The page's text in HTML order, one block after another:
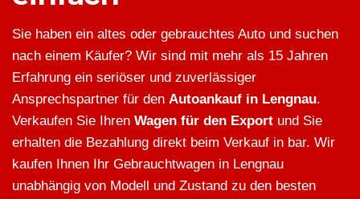
Sie haben ein altes oder gebrauchtes Auto und suchen
nach einem Käufer? Wir sind mit mehr als 15 Jahren
Erfahrung ein seriöser und zuverlässiger
Ansprechspartner für den Autoankauf in Lengnau.
Verkaufen Sie Ihren Wagen für den Export und Sie
erhalten die Bezahlung direkt beim Verkauf in bar. Wir
kaufen Ihnen Ihr Gebrauchtwagen in Lengnau
unabhängig von Modell und Zustand zu den besten